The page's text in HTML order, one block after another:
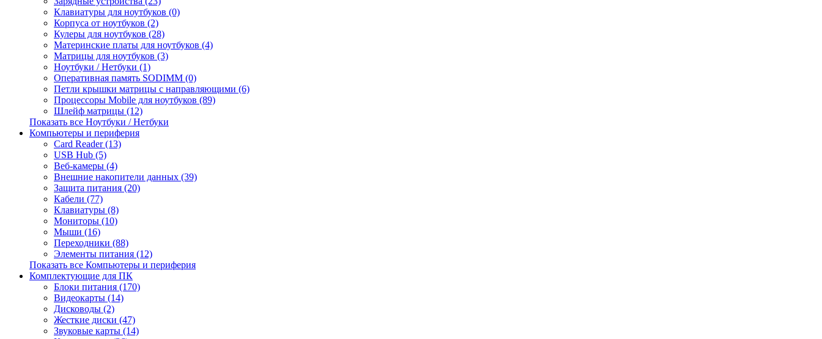
Клавиатуры для ноутбуков (0)
Корпуса от ноутбуков (2)
Кулеры для ноутбуков (28)
Материнские платы для ноутбуков (4)
Матрицы для ноутбуков (3)
Ноутбуки / Нетбуки (1)
Оперативная память SODIMM (0)
Петли крышки матрицы с направляющими (6)
Процессоры Mobile для ноутбуков (89)
Шлейф матрицы (12)
Показать все Ноутбуки / Нетбуки
Компьютеры и периферия
Card Reader (13)
USB Hub (5)
Веб-камеры (4)
Внешние накопители данных (39)
Защита питания (20)
Кабели (77)
Клавиатуры (8)
Мониторы (10)
Мыши (16)
Переходники (88)
Элементы питания (12)
Показать все Компьютеры и периферия
Комплектующие для ПК
Блоки питания (170)
Видеокарты (14)
Дисководы (2)
Жесткие диски (47)
Звуковые карты (14)